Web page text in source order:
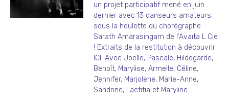
un projet participatif mené en juin
dernier avec 13 danseurs amateurs,
sous la houlette du chorégraphe
Sarath Amarasingam de l’Avaïta L Cie
! Extraits de la restitution à découvrir
ICI. Avec Joëlle, Pascale, Hildegarde,
Benoît, Marylise, Armelle, Céline,
Jennifer, Marjolene, Marie-Anne,
Sandrine, Laetitia et Maryline.